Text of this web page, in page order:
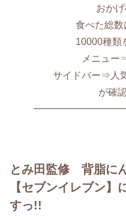
おか
食べた総数
10000種類
メニュー
サイドバー⇒人
が確
とみ田監修 背脂に
【セブンイレブン】
すっ!!